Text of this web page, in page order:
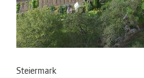
Steiermark